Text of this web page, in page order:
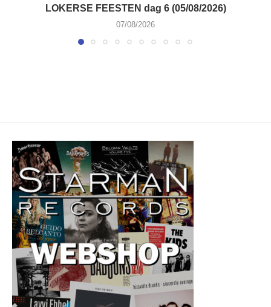
LOKERSE FEESTEN dag 6 (05/08/2026)
07/08/2026